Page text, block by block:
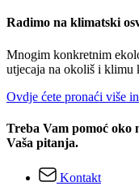
Radimo na klimatski
Mnogim konkretnim
utjecaja na okoliš i klimu
Ovdje ćete pronaći više
Treba Vam pomoć oko
Vaša pitanja.
Kontakt